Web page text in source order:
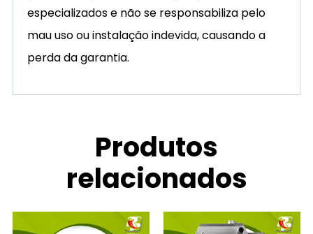
especializados e não se responsabiliza pelo
mau uso ou instalação indevida, causando a
perda da garantia.
Produtos
relacionados